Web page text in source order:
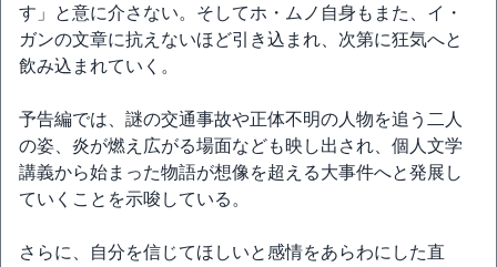
す」と意に介さない。そしてホ・ムノ自身もまた、イ・
ガンの文章に抗えないほど引き込まれ、次第に狂気へと
飲み込まれていく。
予告編では、謎の交通事故や正体不明の人物を追う二人
の姿、炎が燃え広がる場面なども映し出され、個人文学
講義から始まった物語が想像を超える大事件へと発展し
ていくことを示唆している。
さらに、自分を信じてほしいと感情をあらわにした直